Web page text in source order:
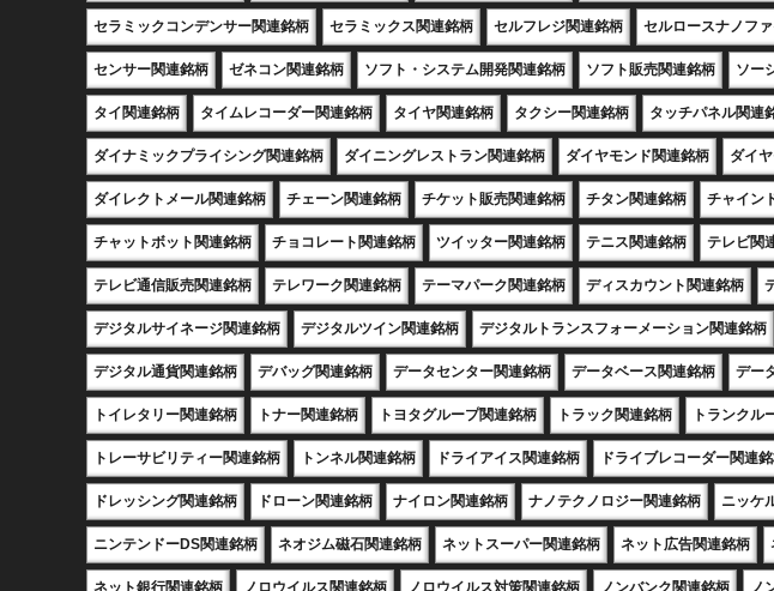
セラミックコンデンサー関連銘柄 セラミックス関連銘柄 セルフレジ関連銘柄 セルロースナノフ
センサー関連銘柄 ゼネコン関連銘柄 ソフト・システム開発関連銘柄 ソフト販売関連銘柄 ソー
タイ関連銘柄 タイムレコーダー関連銘柄 タイヤ関連銘柄 タクシー関連銘柄 タッチパネル関連
ダイナミックプライシング関連銘柄 ダイニングレストラン関連銘柄 ダイヤモンド関連銘柄 ダイ
ダイレクトメール関連銘柄 チェーン関連銘柄 チケット販売関連銘柄 チタン関連銘柄 チャイン
チャットボット関連銘柄 チョコレート関連銘柄 ツイッター関連銘柄 テニス関連銘柄 テレビ関
テレビ通信販売関連銘柄 テレワーク関連銘柄 テーマパーク関連銘柄 ディスカウント関連銘柄
デジタルサイネージ関連銘柄 デジタルツイン関連銘柄 デジタルトランスフォーメーション関連銘柄
デジタル通貨関連銘柄 デバッグ関連銘柄 データセンター関連銘柄 データベース関連銘柄 デー
トイレタリー関連銘柄 トナー関連銘柄 トヨタグループ関連銘柄 トラック関連銘柄 トランクル
トレーサビリティー関連銘柄 トンネル関連銘柄 ドライアイス関連銘柄 ドライブレコーダー関連
ドレッシング関連銘柄 ドローン関連銘柄 ナイロン関連銘柄 ナノテクノロジー関連銘柄 ニッケ
ニンテンドーDS関連銘柄 ネオジム磁石関連銘柄 ネットスーパー関連銘柄 ネット広告関連銘柄
ネット銀行関連銘柄 ノロウイルス関連銘柄 ノロウイルス対策関連銘柄 ノンバンク関連銘柄 ノ